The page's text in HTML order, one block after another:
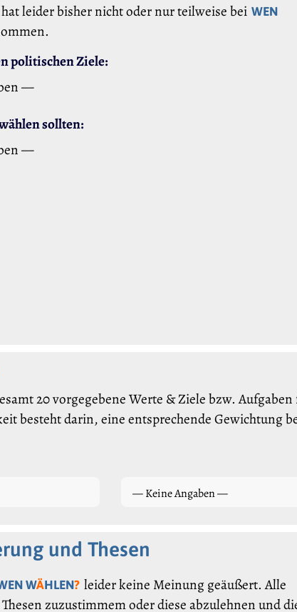
leider bisher nicht oder nur teilweise bei WEN
politischen Ziele:
—
sollten:
—
20 vorgegebene Werte & Ziele bzw.
besteht darin, eine entsprechende Gewichtung
— Keine Angaben —
und Thesen
WÄHLEN? leider keine Meinung geäußert. Alle
zuzustimmem oder diese abzulehnen und